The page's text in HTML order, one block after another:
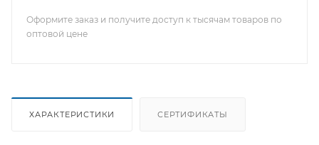
Оформите заказ и получите доступ к тысячам товаров по
оптовой цене
ХАРАКТЕРИСТИКИ СЕРТИФИКАТЫ